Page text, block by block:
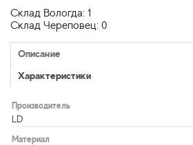
Склад Вологда: 1
Склад Череповец: 0
Описание
Характеристики
Производитель
LD
Материал